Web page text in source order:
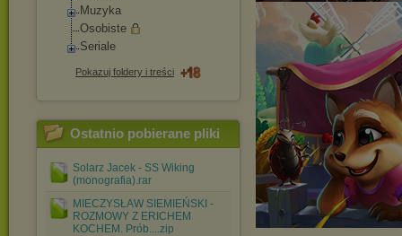
Muzyka
Osobiste
Seriale
Pokazuj foldery i treści
Ostatnio pobierane pliki
Solarz Jacek - SS Wiking
(monografia).rar
MIECZYSŁAW SIEMIEŃSKI -
ROZMOWY Z ERICHEM
KOCHEM. Prób....zip